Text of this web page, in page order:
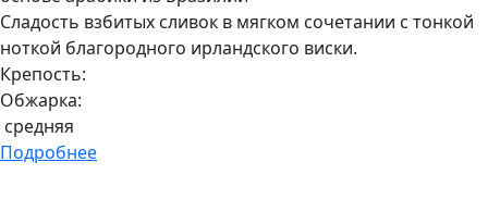
Сладость взбитых сливок в мягком сочетании с тонкой
ноткой благородного ирландского виски.
Крепость:
Обжарка:
средняя
Подробнее